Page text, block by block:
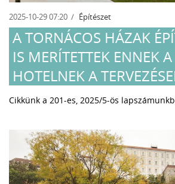
2025-10-29 07:20 Építészet
A TORNÁCOS HÁZAK
IS MERÍTETTEK ENNEK A
HOTELNEK A
Cikkünk a 201-es, 2025/5-ös